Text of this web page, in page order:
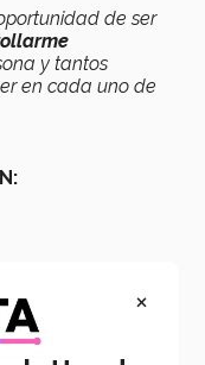
de ser
y tantos
en cada uno de
×